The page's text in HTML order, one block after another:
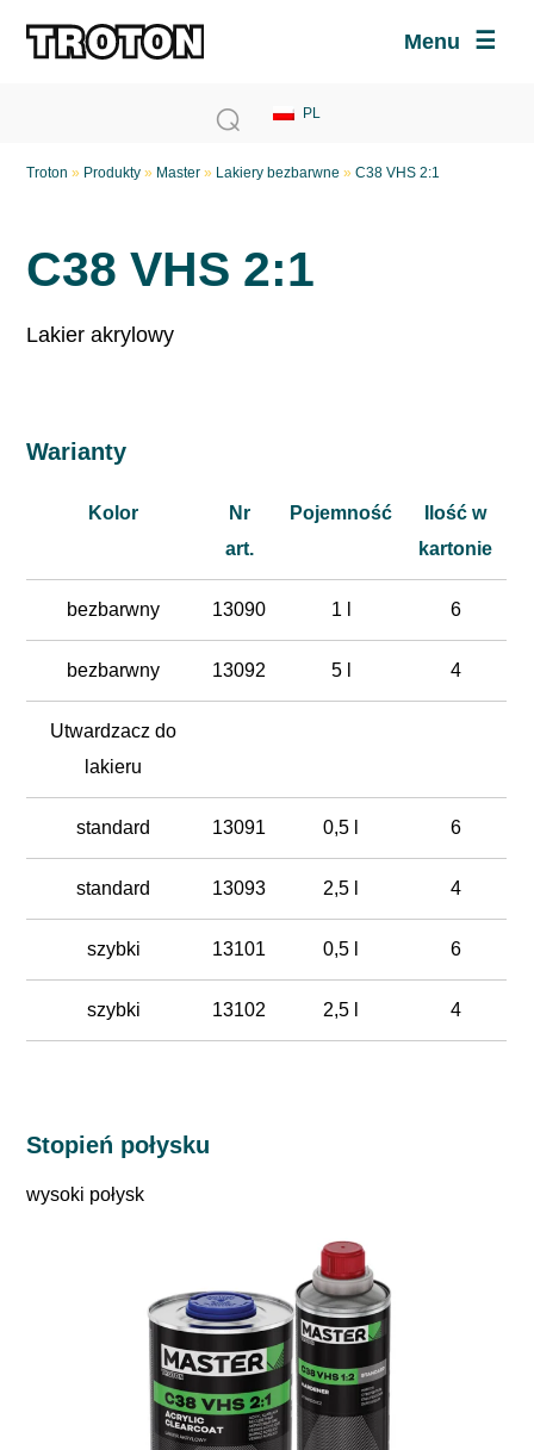
Menu
Troton » Produkty » Master » Lakiery bezbarwne »C38 VHS 2:1
C38 VHS 2:1
Lakier akrylowy
Warianty
Kolor
Nr
art.
Pojemność
Ilość w
kartonie
bezbarwny 13090 1 l 6
bezbarwny 13092 5 l 4
Utwardzacz do
lakieru
standard 13091 0,5 l 6
standard 13093 2,5 l 4
szybki 13101 0,5 l 6
szybki 13102 2,5 l 4
Stopień połysku
wysoki połysk